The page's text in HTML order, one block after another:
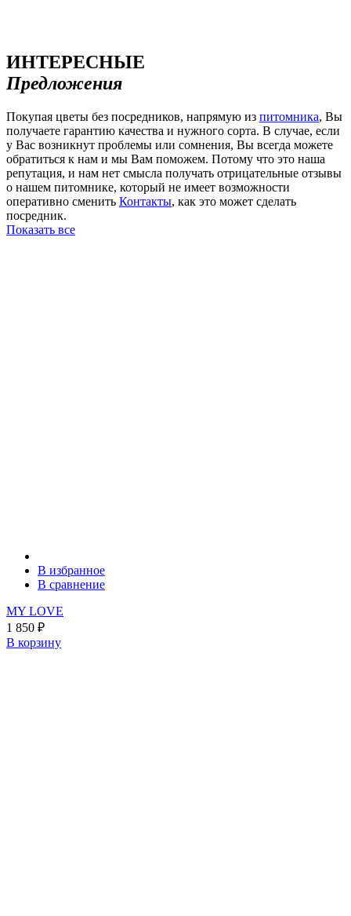
ИНТЕРЕСНЫЕ
Предложения
Покупая цветы без посредников, напрямую из питомника, Вы
получаете гарантию качества и нужного сорта. В случае, если
у Вас возникнут проблемы или сомнения, Вы всегда можете
обратиться к нам и мы Вам поможем. Потому что это наша
репутация, и нам нет смысла получать отрицательные отзывы
о нашем питомнике, который не имеет возможности
оперативно сменить Контакты, как это может сделать
посредник.
Показать все
В избранное
В сравнение
MY LOVE
1 850 ₽
В корзину